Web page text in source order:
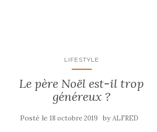
LIFESTYLE
Le père Noël est-il trop
généreux ?
Posté le 18 octobre 2019 byALFRED